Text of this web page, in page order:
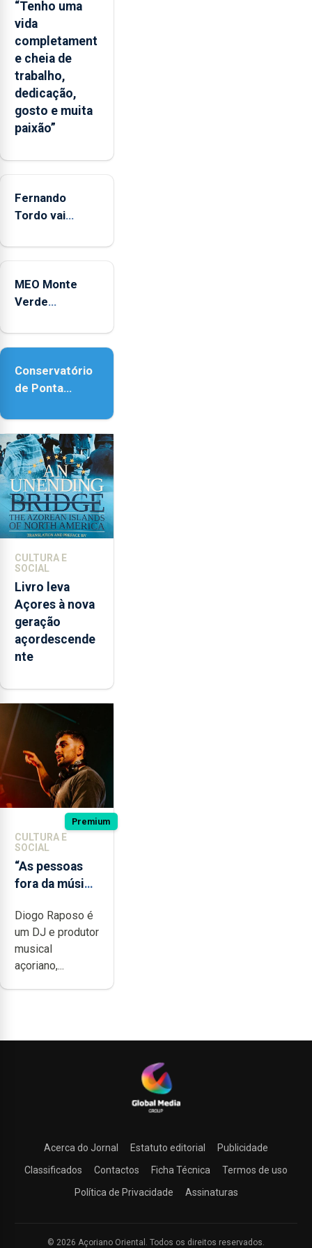
Flores
apresenta
um
“decréscimo
significativo”
da
CPUE
entre
2022
“Tenho uma
vida
completament
e cheia de
trabalho,
dedicação,
gosto e muita
paixão”
Fernando
Tordo vai
anos de
Coliseu
Micaelense
MEO Monte
Verde
reforço da
Conservatório
de Ponta
contar com
novos
instrumentos
CULTURA E
SOCIAL
Livro leva
Açores à nova
geração
açordescende
nte
Premium
CULTURA E
SOCIAL
“As pessoas
fora da música
noção do quão
difícil é
produzir uma
música”
Diogo Raposo é
um DJ e produtor
musical
açoriano,...
Acerca do Jornal Estatuto editorial
Publicidade
Classificados
Contactos Ficha Técnica
Termos de uso
Política de Privacidade
Assinaturas
© 2026 Açoriano Oriental. Todos os direitos reservados.